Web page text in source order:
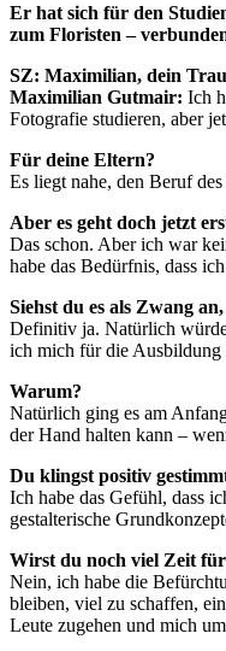
Er hat sich für den
zum Floristen –
SZ: Maximilian, dein
Maximilian Gutmair: Ich
Fotografie studieren, aber
Für deine Eltern?
Es liegt nahe, den Beruf
Aber es geht doch jetzt
Das schon. Aber ich war
habe das Bedürfnis, dass
Siehst du es als Zwang
Definitiv ja. Natürlich würde
ich mich für die Ausbildung
Warum?
Natürlich ging es am
der Hand halten kann –
Du klingst positiv
Ich habe das Gefühl, dass
gestalterische
Wirst du noch viel Zeit
Nein, ich habe die
bleiben, viel zu schaffen,
Leute zugehen und mich